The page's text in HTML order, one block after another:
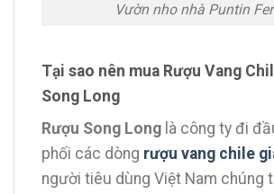
Vườn nho nhà Puntin
Tại sao nên mua Rượu Vang
Song Long
Rượu Song Long là công ty đi
phối các dòng rượu vang chile
người tiêu dùng Việt Nam chúng